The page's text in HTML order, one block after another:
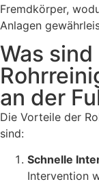
Fremdkörper,
Anlagen
Was
an der
Die Vorteile der
sind:
Schnelle
Intervention